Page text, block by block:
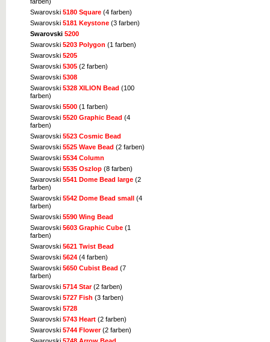
Swarovski 5180 Square (4 farben)
Swarovski 5181 Keystone (3 farben)
Swarovski 5200
Swarovski 5203 Polygon (1 farben)
Swarovski 5205
Swarovski 5305 (2 farben)
Swarovski 5308
Swarovski 5328 XILION Bead (100
farben)
Swarovski 5500 (1 farben)
Swarovski 5520 Graphic Bead (4
farben)
Swarovski 5523 Cosmic Bead
Swarovski 5525 Wave Bead (2 farben)
Swarovski 5534 Column
Swarovski 5535 Oszlop (8 farben)
Swarovski 5541 Dome Bead large (2
farben)
Swarovski 5542 Dome Bead small (4
farben)
Swarovski 5590 Wing Bead
Swarovski 5603 Graphic Cube (1
farben)
Swarovski 5621 Twist Bead
Swarovski 5624 (4 farben)
Swarovski 5650 Cubist Bead (7
farben)
Swarovski 5714 Star(2 farben)
Swarovski 5727 Fish (3 farben)
Swarovski 5728
Swarovski 5743 Heart (2 farben)
Swarovski 5744 Flower(2 farben)